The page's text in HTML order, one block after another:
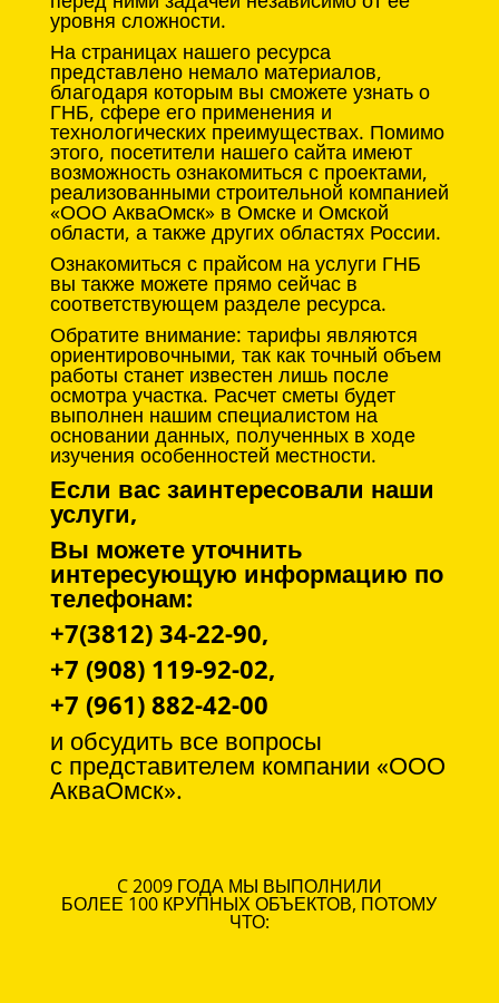
уровня сложности.
На страницах нашего ресурса
представлено немало материалов,
благодаря которым вы сможете узнать о
ГНБ, сфере его применения и
технологических преимуществах. Помимо
этого, посетители нашего сайта имеют
возможность ознакомиться с проектами,
реализованными строительной компанией
«ООО АкваОмск» в Омске и Омской
области, а также других областях России.
Ознакомиться с прайсом на услуги ГНБ
вы также можете прямо сейчас в
соответствующем разделе ресурса.
Обратите внимание: тарифы являются
ориентировочными, так как точный объем
работы станет известен лишь после
осмотра участка. Расчет сметы будет
выполнен нашим специалистом на
основании данных, полученных в ходе
изучения особенностей местности.
Если вас заинтересовали наши
услуги,
Вы можете уточнить
интересующую информацию по
телефонам:
+7(3812) 34-22-90,
+7 (908) 119-92-02,
+7 (961) 882-42-00
и обсудить все вопросы
с представителем компании «ООО
АкваОмск».
C 2009 ГОДА МЫ ВЫПОЛНИЛИ
БОЛЕЕ 100 КРУПНЫХ ОБЪЕКТОВ, ПОТОМУ
ЧТО: